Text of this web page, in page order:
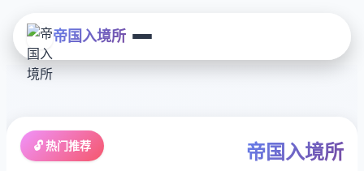
帝国入境所
🔓 热门推荐 帝国入境所